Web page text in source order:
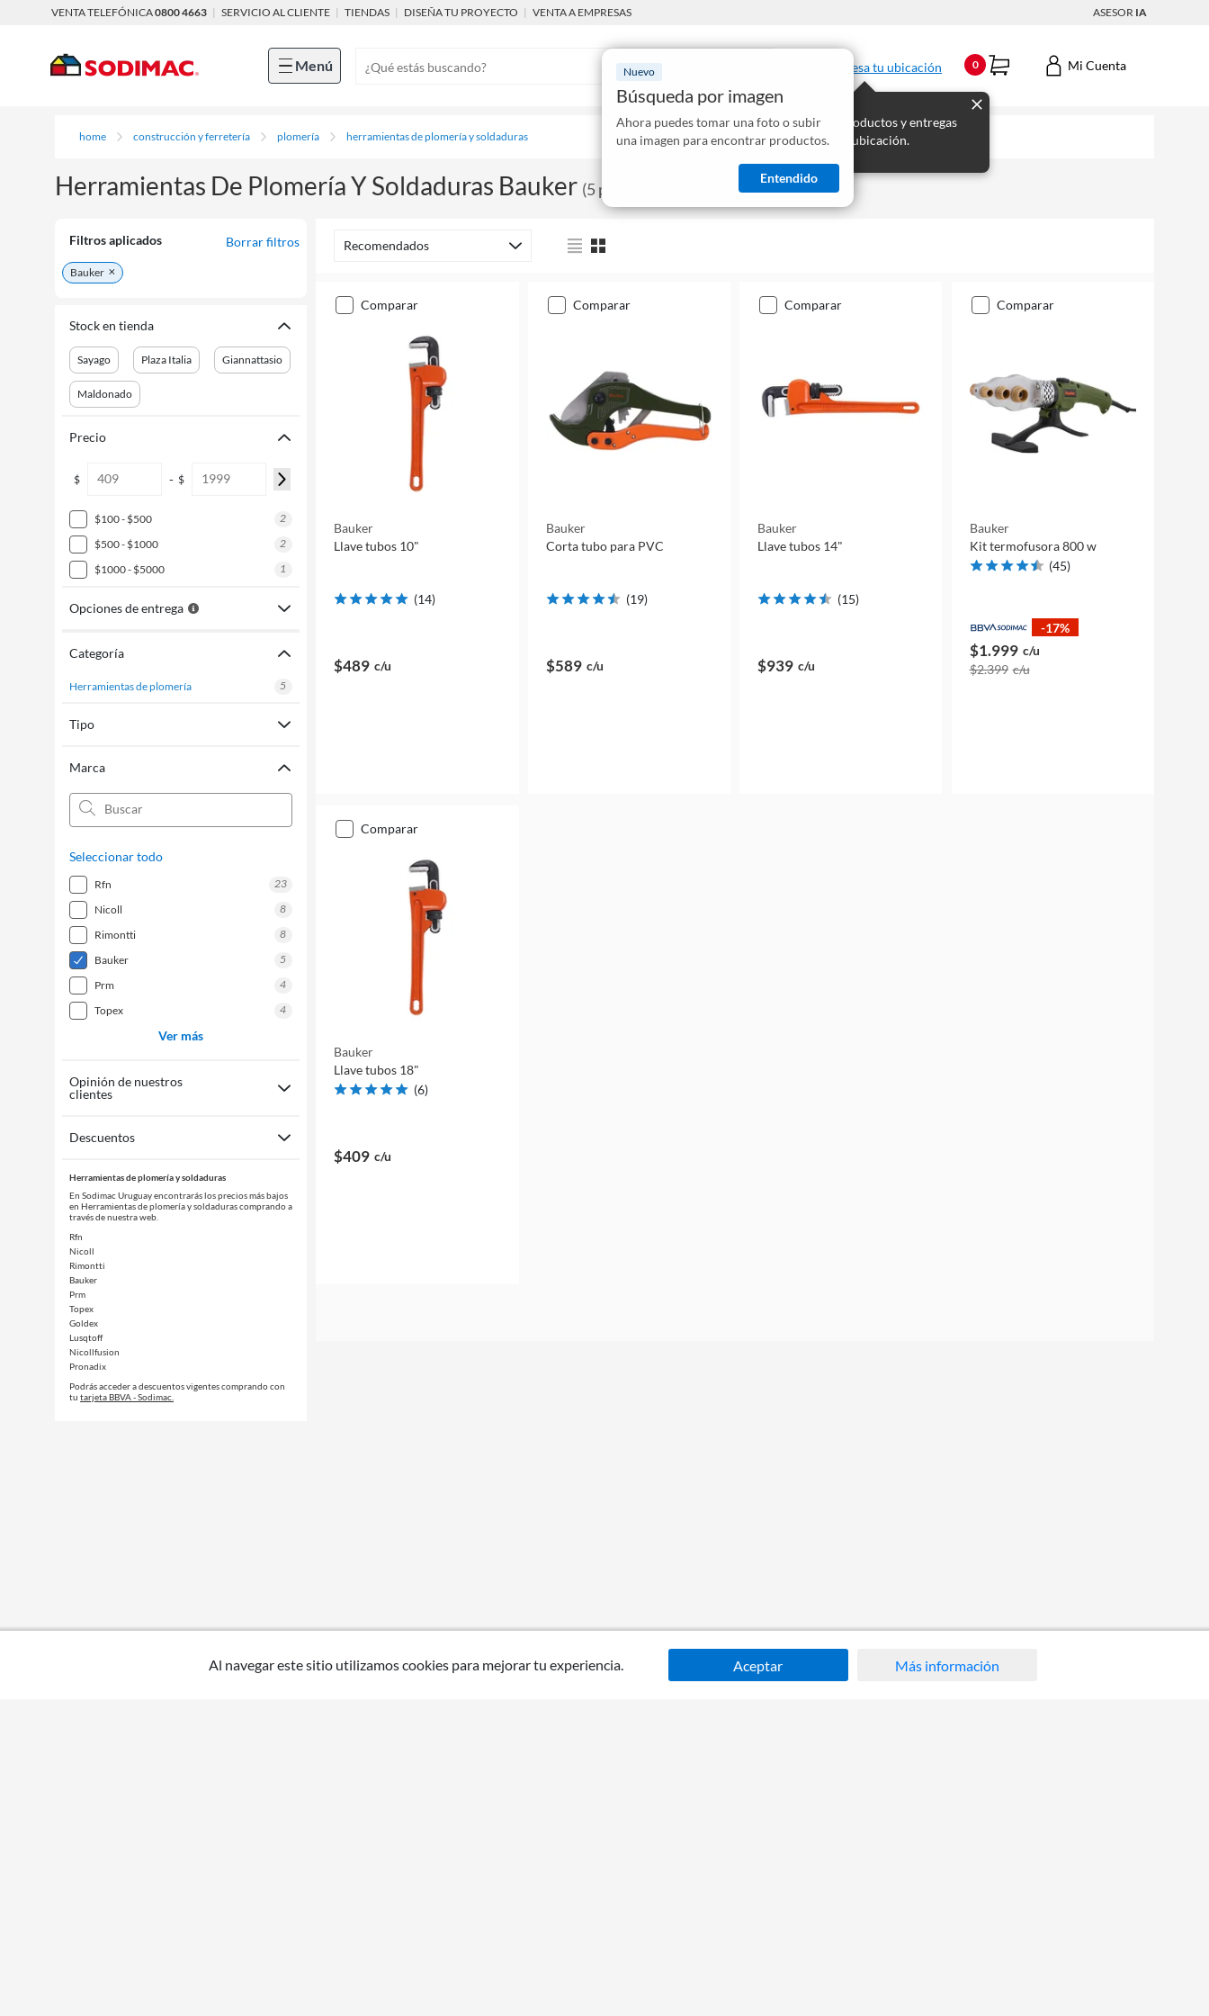
VENTA TELEFÓNICA0800 4663 | SERVICIO AL CLIENTE | TIENDAS | DISEÑA TU PROYECTO | VENTA A EMPRESAS ASESOR IA
Menú Nuevo
Búsqueda por imagen
Ahora puedes tomar una foto o subir
una imagen para encontrar productos.
Entendido
Ingresa tu ubicación
Mostraremos los productos y entregas
disponibles para tu ubicación.
0 Mi Cuenta
home construcción y ferretería plomería herramientas de plomería y soldaduras
Herramientas De Plomería Y Soldaduras Bauker (5productos
Filtros aplicados Borrar filtros
Bauker
Stock en tienda
Sayago Plaza Italia Giannattasio
Maldonado
Precio
$ - $
$100 - $500
2
$500 - $1000
2
$1000 - $5000
1
Opciones de entrega
Categoría
herramientas de plomería 5
Tipo
Marca
Seleccionar todo
rfn
23
nicoll
8
rimontti
8
bauker
5
prm
4
topex
4
Ver más
Opinión de nuestros
clientes
Descuentos
Herramientas de plomería y soldaduras
En Sodimac Uruguay encontrarás los precios más bajos
en Herramientas de plomería y soldaduras comprando a
través de nuestra web.
Rfn
Nicoll
Rimontti
Bauker
Prm
Topex
Goldex
Lusqtoff
Nicollfusion
Pronadix
Podrás acceder a descuentos vigentes comprando con
tu tarjeta BBVA - Sodimac.
Recomendados
comparar
Bauker
Llave tubos 10"
(14)
$489 c/u
comparar
Bauker
Corta tubo para PVC
(19)
$589 c/u
comparar
Bauker
Llave tubos 14"
(15)
$939 c/u
comparar
Bauker
Kit termofusora 800 w
(45)
-17%
$1.999 c/u
$2.399 c/u
comparar
Bauker
Llave tubos 18"
(6)
$409 c/u
Al navegar este sitio utilizamos cookies para mejorar tu experiencia. Aceptar Más información